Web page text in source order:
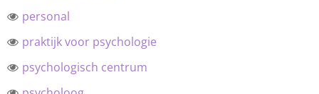
personal
praktijk voor psychologie
psychologisch centrum